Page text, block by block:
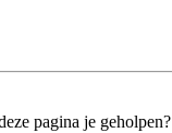
pagina je geholpen?